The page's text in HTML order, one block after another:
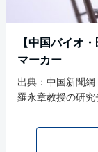
【中国バイオ
マーカー
出典：中国新聞
羅永章教授の研究